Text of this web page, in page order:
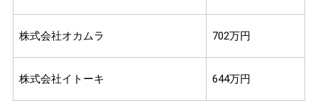
株式会社オカムラ 702万円
株式会社イトーキ 644万円